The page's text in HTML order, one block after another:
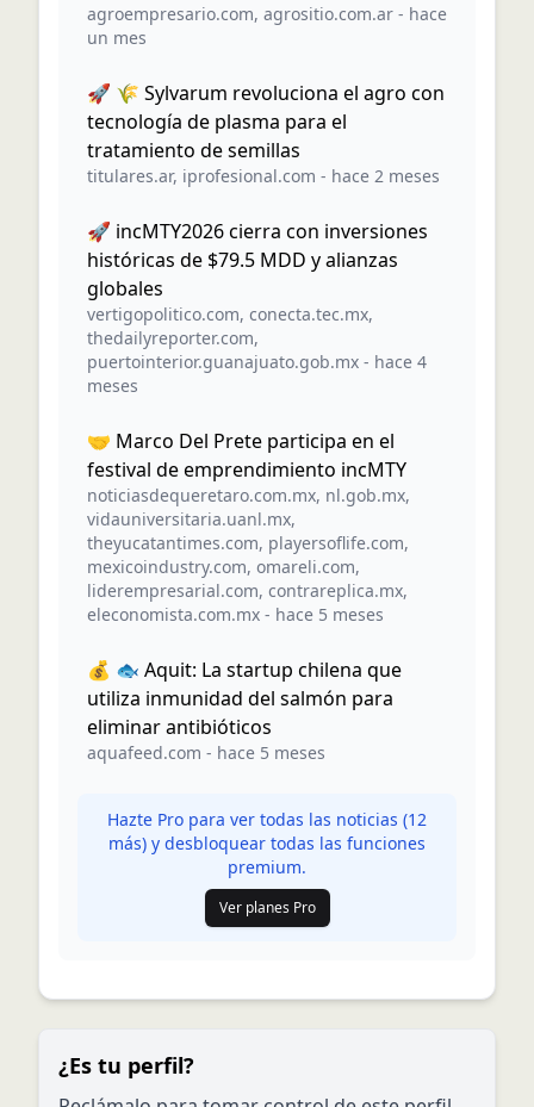
agroempresario.com, agrositio.com.ar - hace
un mes
🚀 🌾 Sylvarum revoluciona el agro con
tecnología de plasma para el
tratamiento de semillas
titulares.ar, iprofesional.com - hace 2 meses
🚀 incMTY2026 cierra con inversiones
históricas de $79.5 MDD y alianzas
globales
vertigopolitico.com, conecta.tec.mx,
thedailyreporter.com,
puertointerior.guanajuato.gob.mx - hace 4
meses
🤝 Marco Del Prete participa en el
festival de emprendimiento incMTY
noticiasdequeretaro.com.mx, nl.gob.mx,
vidauniversitaria.uanl.mx,
theyucatantimes.com, playersoflife.com,
mexicoindustry.com, omareli.com,
liderempresarial.com, contrareplica.mx,
eleconomista.com.mx - hace 5 meses
💰 🐟 Aquit: La startup chilena que
utiliza inmunidad del salmón para
eliminar antibióticos
aquafeed.com - hace 5 meses
Hazte Pro para ver todas las noticias (12
más) y desbloquear todas las funciones
premium.
Ver planes Pro
¿Es tu perfil?